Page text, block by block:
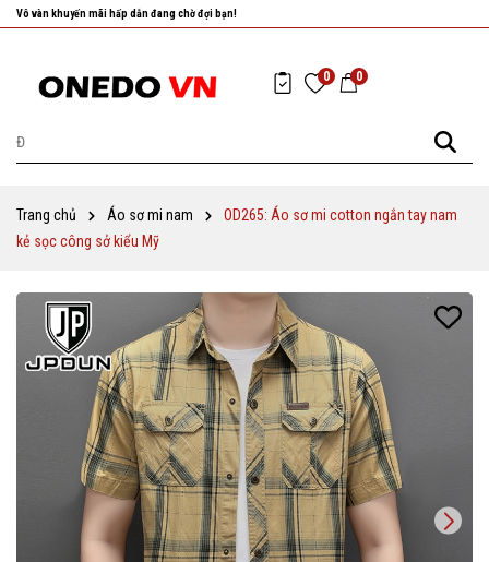
Nhanh tay chọn cho mình những sản phẩm ưng ý nhất!
0 0
Trang chủ Áo sơ mi nam
OD265: Áo sơ mi cotton ngắn tay nam
kẻ sọc công sở kiểu Mỹ